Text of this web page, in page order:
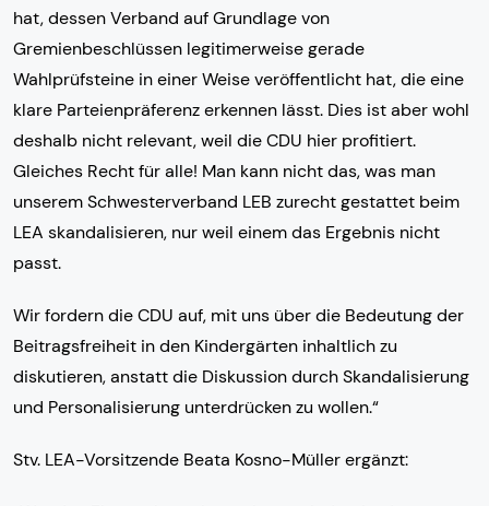
hat, dessen Verband auf Grundlage von
Gremienbeschlüssen legitimerweise gerade
Wahlprüfsteine in einer Weise veröffentlicht hat, die eine
klare Parteienpräferenz erkennen lässt. Dies ist aber wohl
deshalb nicht relevant, weil die CDU hier profitiert.
Gleiches Recht für alle! Man kann nicht das, was man
unserem Schwesterverband LEB zurecht gestattet beim
LEA skandalisieren, nur weil einem das Ergebnis nicht
passt.
Wir fordern die CDU auf, mit uns über die Bedeutung der
Beitragsfreiheit in den Kindergärten inhaltlich zu
diskutieren, anstatt die Diskussion durch Skandalisierung
und Personalisierung unterdrücken zu wollen.“
Stv. LEA-Vorsitzende Beata Kosno-Müller ergänzt: